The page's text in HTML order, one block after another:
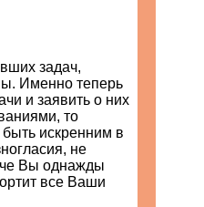
задач,
Именно теперь
и заявить о них
то
искренним в
не
Вы однажды
все Ваши